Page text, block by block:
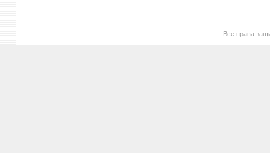
Все права